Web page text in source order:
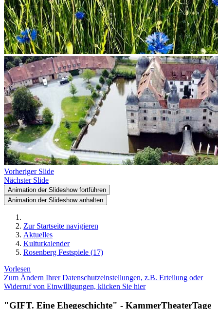
Vorheriger Slide
Nächster Slide
Animation der Slideshow fortführen
Animation der Slideshow anhalten
Zur Startseite navigieren
Aktuelles
Kulturkalender
Rosenberg Festspiele (17)
Vorlesen
Zum Ändern Ihrer Datenschutzeinstellungen, z.B. Erteilung oder
Widerruf von Einwilligungen, klicken Sie hier
"GIFT. Eine Ehegeschichte" - KammerTheaterTage